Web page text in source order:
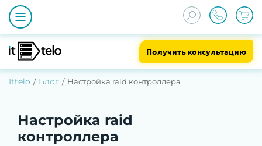
Получить консультацию
Ittelo Блог Настройка raid контроллера
Настройка raid
контроллера